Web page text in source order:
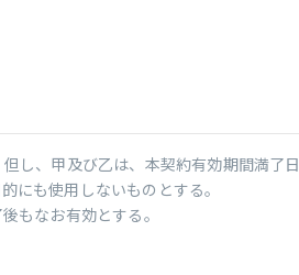
及び乙は、本契約有効期間満了日
も使用しないものとする。
もなお有効とする。